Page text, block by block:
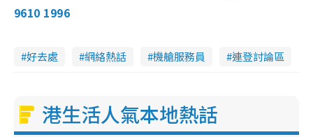
9610 1996
好去處 網絡熱話 機艙服務員 連登討論區
港生活人氣本地熱話